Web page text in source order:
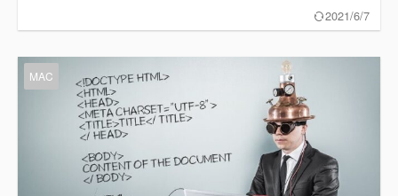
2021/6/7
MAC